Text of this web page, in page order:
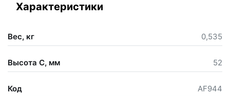
Характеристики
Вес, кг 0,535
Высота С, мм 52
Код AF944